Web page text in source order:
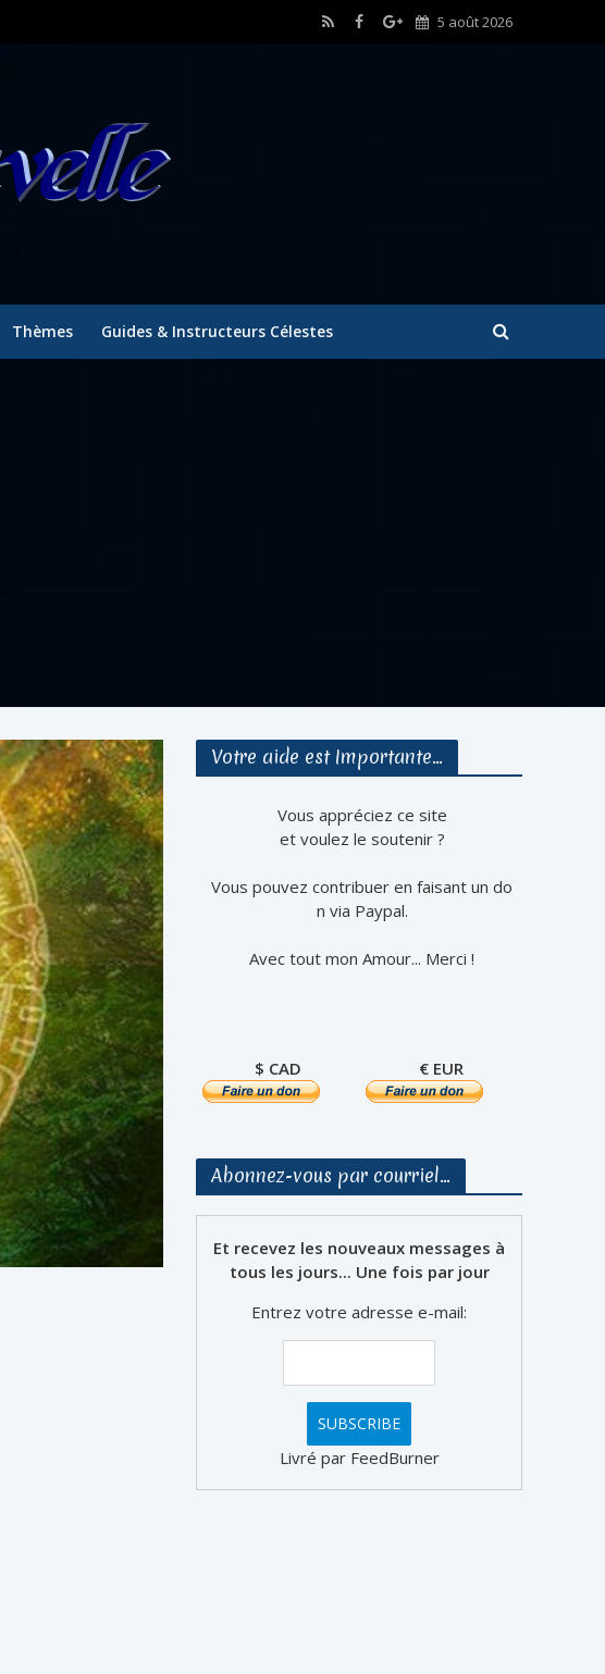
5 août 2026
Thèmes Guides & Instructeurs Célestes
Votre aide est Importante…
Vous appréciez ce site
et voulez le soutenir ?
Vous pouvez contribuer en faisant un do
n via Paypal.
Avec tout mon Amour... Merci !
$ CAD € EUR
Abonnez-vous par courriel…
Et recevez les nouveaux messages à
tous les jours... Une fois par jour
Entrez votre adresse e-mail:
Livré par FeedBurner